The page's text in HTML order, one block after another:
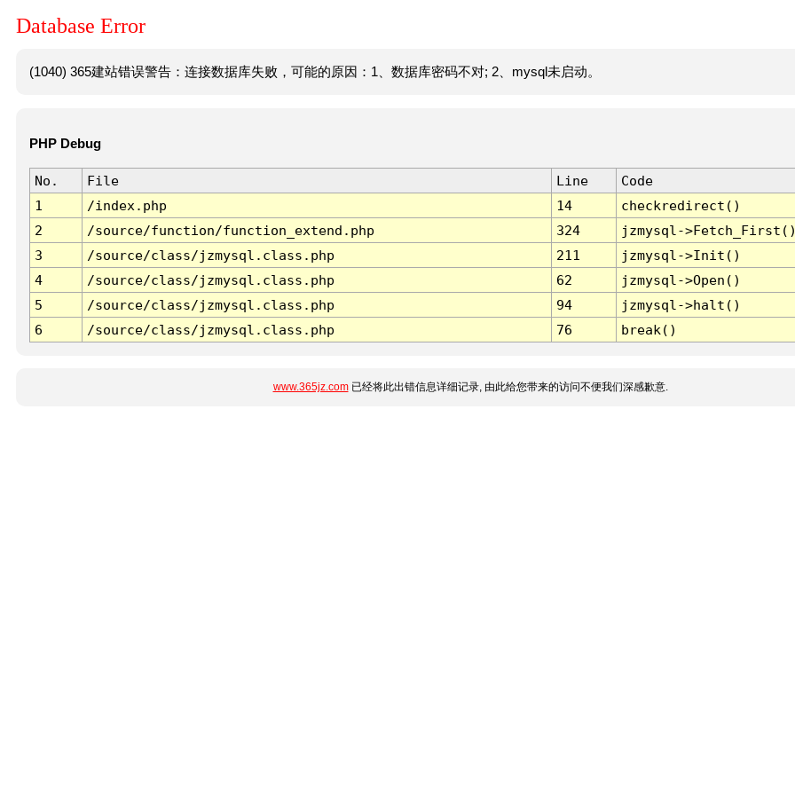
Database Error
(1040) 365建站错误警告：连接数据库失败，可能的原因：1、数据库密码不对; 2、mysql未启动。
PHP Debug
No. File Line
Code
1
/index.php 14
checkredirect()
2
/source/function/function_extend.php 324
jzmysql-
3
/source/class/jzmysql.class.php 211
jzmysql->Init()
4
/source/class/jzmysql.class.php 62
jzmysql->Open()
5
/source/class/jzmysql.class.php 94
jzmysql->halt()
6
/source/class/jzmysql.class.php 76 break()
www.365jz.com已经将此出错信息详细记录, 由此给您带来的访问不便我们深感歉意.